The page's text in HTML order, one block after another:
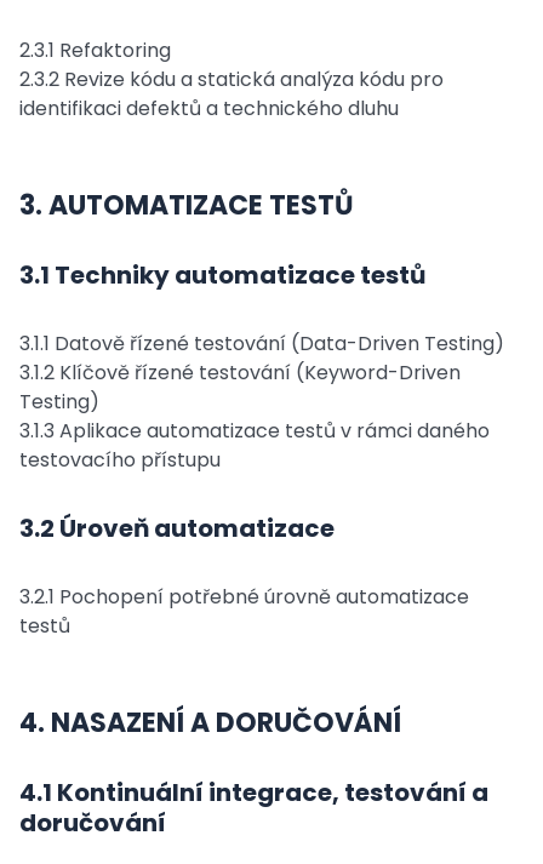
2.3.1 Refaktoring
2.3.2 Revize kódu a statická analýza kódu pro
identifikaci defektů a technického dluhu
3. AUTOMATIZACE TESTŮ
3.1 Techniky automatizace testů
3.1.1 Datově řízené testování (Data-Driven Testing)
3.1.2 Klíčově řízené testování (Keyword-Driven
Testing)
3.1.3 Aplikace automatizace testů v rámci daného
testovacího přístupu
3.2 Úroveň automatizace
3.2.1 Pochopení potřebné úrovně automatizace
testů
4. NASAZENÍ A DORUČOVÁNÍ
4.1 Kontinuální integrace, testování a
doručování